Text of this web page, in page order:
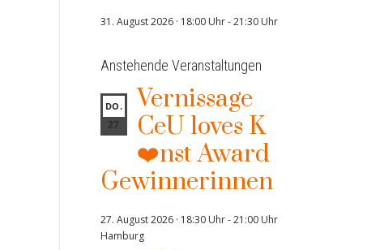
31. August 2026 · 18:00 Uhr-21:30 Uhr
Anstehende Veranstaltungen
DO.
27
Vernissage
CeU loves K
❤️nst Award
Gewinnerinnen
27. August 2026 · 18:30 Uhr-21:00 Uhr
Hamburg